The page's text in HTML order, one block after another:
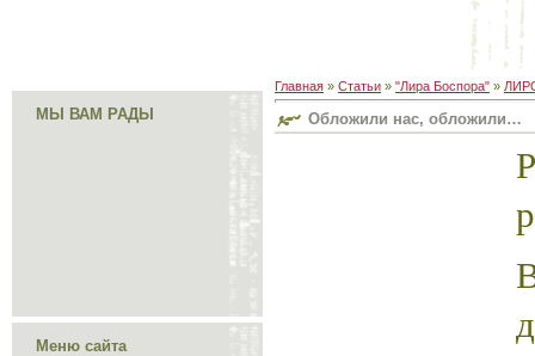
МЫ ВАМ РАДЫ
Меню сайта
Главная » Статьи » "Лира Боспора" »
Обложили нас, обложили…